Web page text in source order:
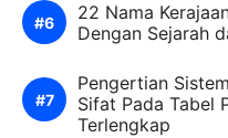
22 Nama
Dengan Sejarah
Pengertian
Sifat Pada Tabel
Terlengkap